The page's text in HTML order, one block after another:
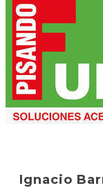
Ignacio